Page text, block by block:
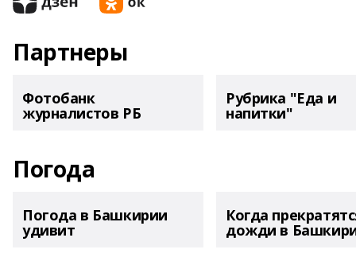
Партнеры
Фотобанк
журналистов РБ
Рубрика "Еда и
напитки"
Погода
Погода в Башкирии
удивит
Когда
дожди в